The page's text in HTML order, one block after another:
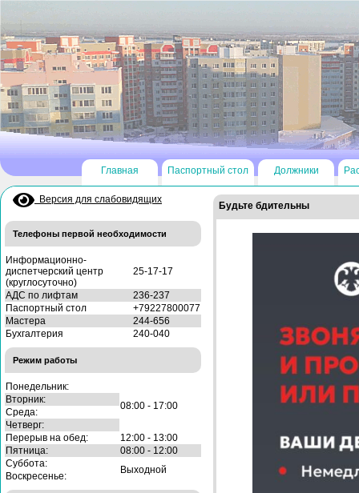
Главная Паспортный стол Должники
Версия для слабовидящих
Телефоны первой необходимости
Информационно-
диспетчерский центр
(круглосуточно)
25-17-17
АДС по лифтам
236-237
Паспортный стол
+79227800077
Мастера
244-656
Бухгалтерия
240-040
Режим работы
Понедельник:
08:00 - 17:00
Вторник:
Среда:
Четверг:
Перерыв на обед:
12:00 - 13:00
Пятница:
08:00 - 12:00
Суббота:
Выходной
Воскресенье:
Будьте бдительны